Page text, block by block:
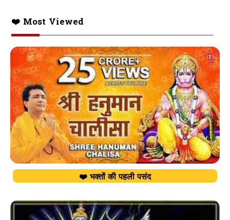
❤️ Most Viewed
❤️ भक्तों की पहली पसंद